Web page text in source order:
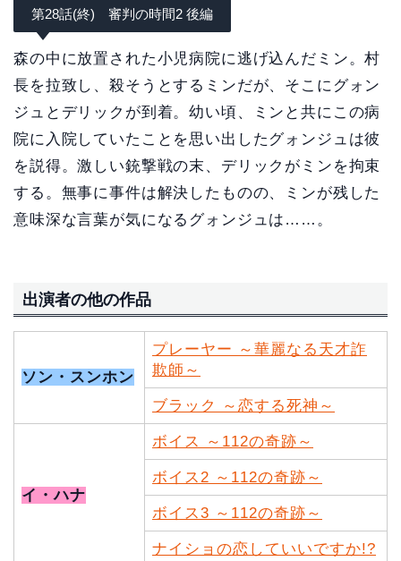
第28話(終) 審判の時間2 後編
森の中に放置された小児病院に逃げ込んだミン。村
長を拉致し、殺そうとするミンだが、そこにグォン
ジュとデリックが到着。幼い頃、ミンと共にこの病
院に入院していたことを思い出したグォンジュは彼
を説得。激しい銃撃戦の末、デリックがミンを拘束
する。無事に事件は解決したものの、ミンが残した
意味深な言葉が気になるグォンジュは……。
出演者の他の作品
ソン・スンホン
プレーヤー ～華麗なる天才詐
欺師～
ブラック ～恋する死神～
イ・ハナ
ボイス ～112の奇跡～
ボイス2 ～112の奇跡～
ボイス3 ～112の奇跡～
ナイショの恋していいですか!?